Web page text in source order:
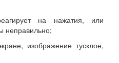
на нажатия, или
неправильно;
изображение тусклое,